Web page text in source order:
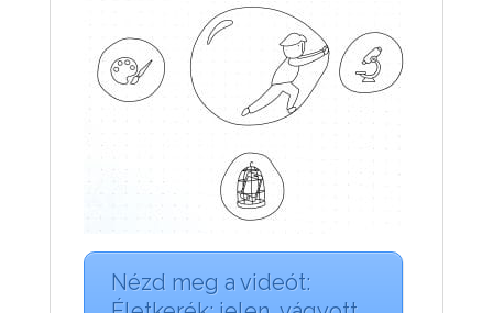
Nézd meg a videót: